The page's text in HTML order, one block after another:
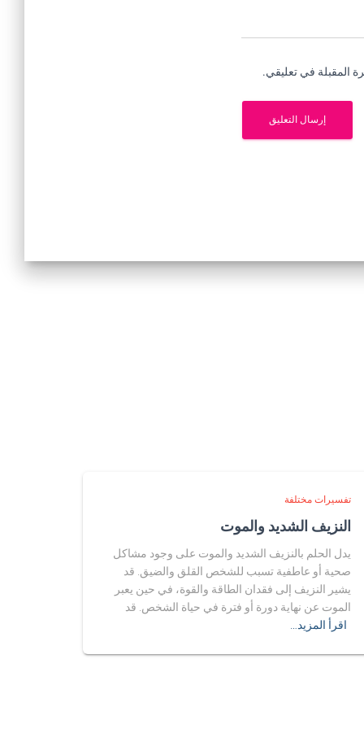
المقبلة في تعليقي.
تفسيرات مختلفة
النزيف الشديد والموت
يدل الحلم بالنزيف الشديد والموت على وجود مشاكل
صحية أو عاطفية تسبب للشخص القلق والضيق. قد
يشير النزيف إلى فقدان الطاقة والقوة، في حين يعبر
الموت عن نهاية دورة أو فترة في حياة الشخص. قد
اقرأ المزيد…